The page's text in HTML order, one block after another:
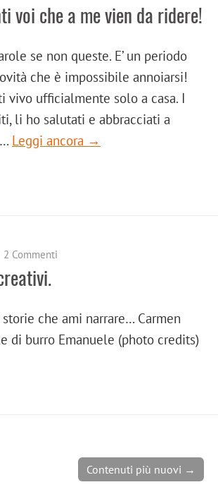
voi che a me vien da ridere!
se non queste. E’ un periodo
che è impossibile annoiarsi!
vivo ufficialmente solo a casa. I
li ho salutati e abbracciati a
Leggi ancora →
2 Commenti
che ami narrare… Carmen
di burro Emanuele (photo credits)
Contenuti più nuovi →